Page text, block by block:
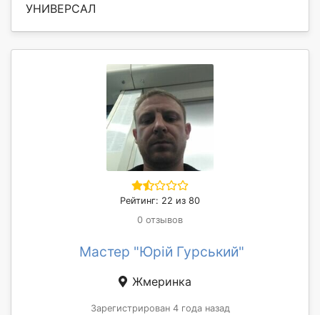
УНИВЕРСАЛ
Рейтинг: 22 из 80
0 отзывов
Мастер "Юрій Гурський"
Жмеринка
Зарегистрирован 4 года назад